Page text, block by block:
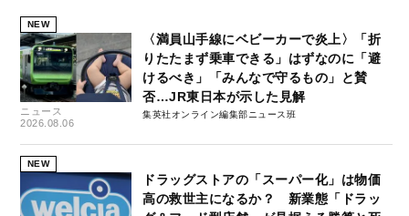
NEW
ニュース
2026.08.06
〈満員山手線にベビーカーで炎上〉「折
りたたまず乗車できる」はずなのに「避
けるべき」「みんなで守るもの」と賛
否…JR東日本が示した見解
集英社オンライン編集部ニュース班
NEW
ドラッグストアの「スーパー化」は物価
高の救世主になるか？ 新業態「ドラッ